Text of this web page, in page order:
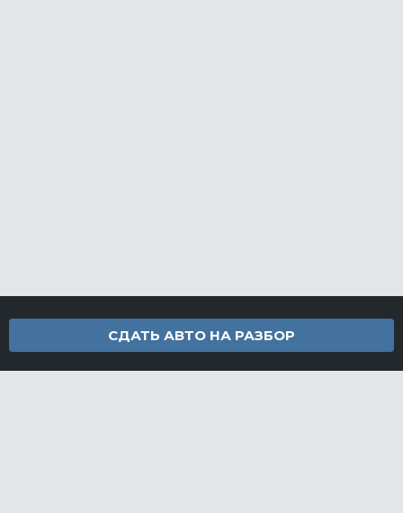
СДАТЬ АВТО НА РАЗБОР